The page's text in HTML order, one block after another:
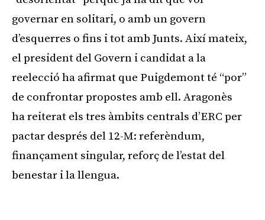
governar en solitari, o amb un govern
d’esquerres o fins i tot amb Junts. Així mateix,
el president del Govern i candidat a la
reelecció ha afirmat que Puigdemont té “por”
de confrontar propostes amb ell. Aragonès
ha reiterat els tres àmbits centrals d’ERC per
pactar després del 12-M: referèndum,
finançament singular, reforç de l’estat del
benestar i la llengua.